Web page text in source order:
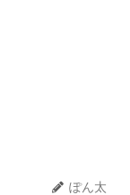
ぽん太